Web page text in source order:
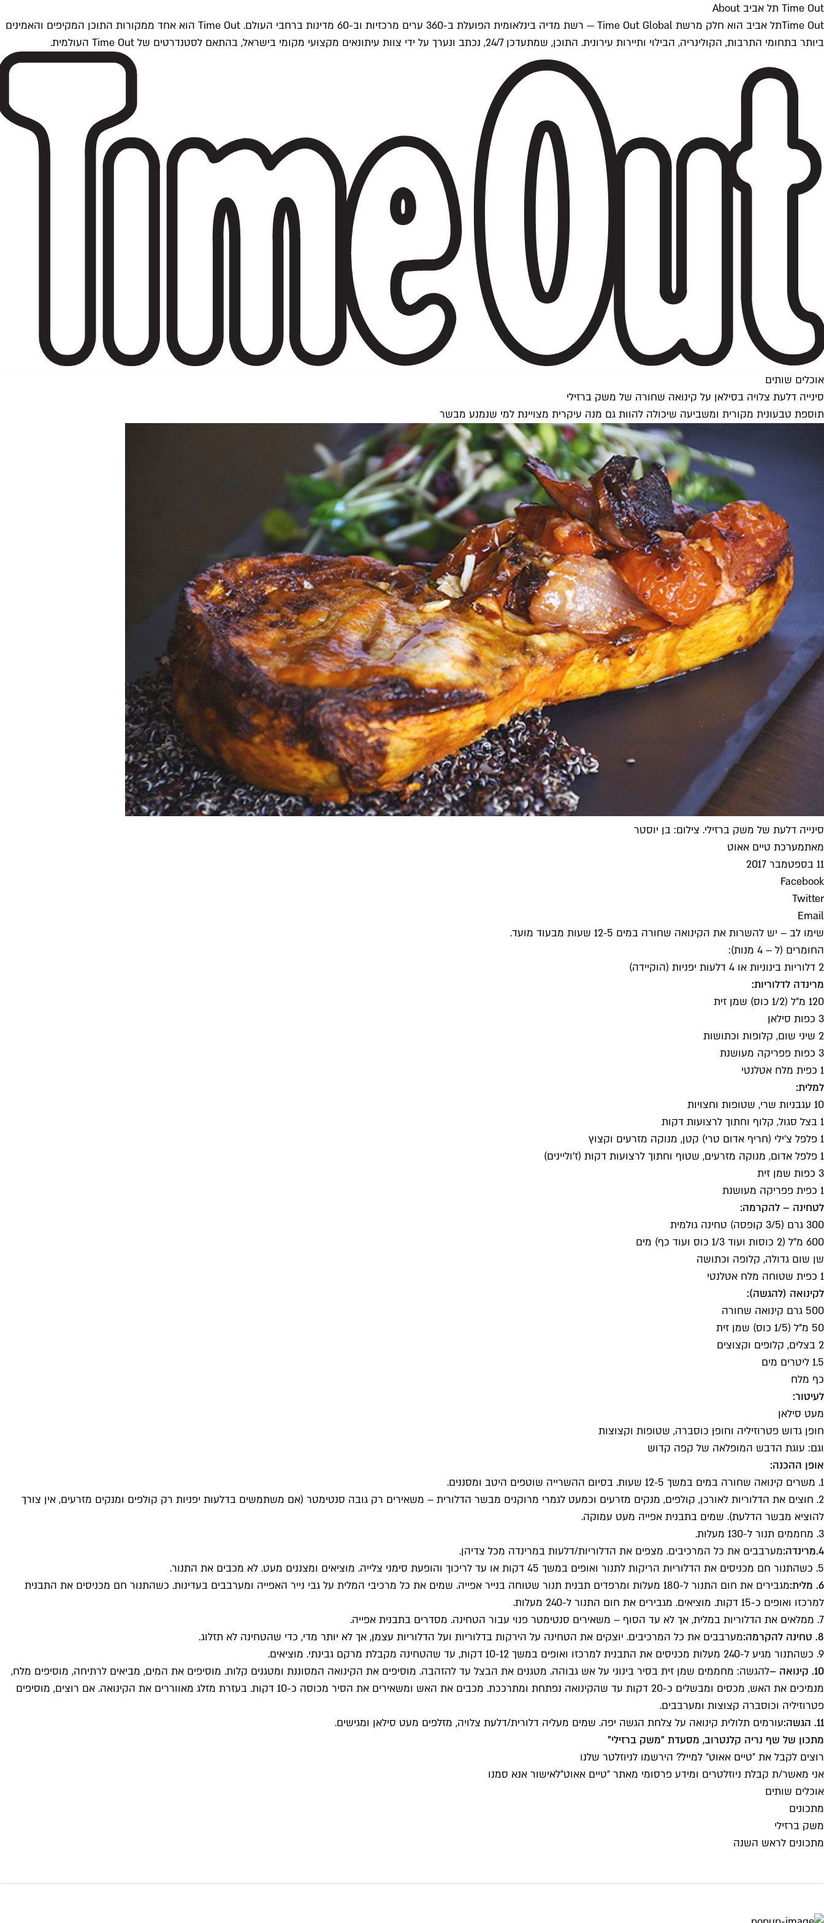
Time Out תל אביב About
Time Outתל אביב הוא חלק מרשת Time Out Global — רשת מדיה בינלאומית הפועלת ב-360 ערים מרכזיות וב-60 מדינות ברחבי העולם. Time Out הוא אחד ממקורות התוכן המקיפים והאמינים
ביותר בתחומי התרבות, הקולינריה, הבילוי ותיירות עירונית. התוכן, שמתעדכן 24/7, נכתב ונערך על ידי צוות עיתונאים מקצועי מקומי בישראל, בהתאם לסטנדרטים של Time Out העולמית.
אוכלים שותים
סינייה דלעת צלויה בסילאן על קינואה שחורה של משק ברזילי
תוספת טבעונית מקורית ומשביעה שיכולה להוות גם מנה עיקרית מצויינת למי שנמנע מבשר
סינייה דלעת של משק ברזילי. צילום: בן יוסטר
מאתמערכת טיים אאוט
11 בספטמבר 2017
Facebook
Twitter
Email
שימו לב – יש להשרות את הקינואה שחורה במים 12-5 שעות מבעוד מועד.
החומרים (ל – 4 מנות):
2 דלוריות בינוניות או 4 דלעות יפניות (הוקיידה)
מרינדה לדלוריות:
120 מ"ל (1/2 כוס) שמן זית
3 כפות סילאן
2 שיני שום, קלופות וכתושות
3 כפות פפריקה מעושנת
1 כפית מלח אטלנטי
למלית:
10 עגבניות שרי, שטופות וחצויות
1 בצל סגול, קלוף וחתוך לרצועות דקות
1 פלפל צ'ילי (חריף אדום טרי) קטן, מנוקה מזרעים וקצוץ
1 פלפל אדום, מנוקה מזרעים, שטוף וחתוך לרצועות דקות (ז'וליינים)
3 כפות שמן זית
1 כפית פפריקה מעושנת
לטחינה – להקרמה:
300 גרם (3/5 קופסה) טחינה גולמית
600 מ"ל (2 כוסות ועוד 1/3 כוס ועוד כף) מים
שן שום גדולה, קלופה וכתושה
1 כפית שטוחה מלח אטלנטי
לקינואה (להגשה):
500 גרם קינואה שחורה
50 מ"ל (1/5 כוס) שמן זית
2 בצלים, קלופים וקצוצים
1.5 ליטרים מים
כף מלח
לעיטור:
מעט סילאן
חופן גדוש פטרוזיליה וחופן כוסברה, שטופות וקצוצות
וגם: עוגת הדבש המופלאה של קפה קדוש
אופן ההכנה:
1. משרים קינואה שחורה במים במשך 12-5 שעות. בסיום ההשרייה שוטפים היטב ומסננים.
2. חוצים את הדלוריות לאורכן, קולפים, מנקים מזרעים וכמעט לגמרי מרוקנים מבשר הדלורית – משאירים רק גובה סנטימטר (אם משתמשים בדלעות יפניות רק קולפים ומנקים מזרעים, אין צורך
להוציא מבשר הדלעת). שמים בתבנית אפייה מעט עמוקה.
3. מחממים תנור ל-130 מעלות.
4.מרינדה:
מערבבים את כל המרכיבים. מצפים את הדלוריות/דלעות במרינדה מכל צדיהן.
5. כשהתנור חם מכניסים את הדלוריות הריקות לתנור ואופים במשך 45 דקות או עד לריכוך והופעת סימני צלייה. מוציאים ומצננים מעט. לא מכבים את התנור.
6. מלית:
מגבירים את חום התנור ל-180 מעלות ומרפדים תבנית תנור שטוחה בנייר אפייה. שמים את כל מרכיבי המלית על גבי נייר האפייה ומערבבים בעדינות. כשהתנור חם מכניסים את התבנית
למרכזו ואופים כ-15 דקות. מוציאים. מגבירים את חום התנור ל-240 מעלות.
7. ממלאים את הדלוריות במלית, אך לא עד הסוף – משאירים סנטימטר פנוי עבור הטחינה. מסדרים בתבנית אפייה.
8. טחינה להקרמה:
מערבבים את כל המרכיבים. יוצקים את הטחינה על הירקות בדלוריות ועל הדלוריות עצמן, אך לא יותר מדי, כדי שהטחינה לא תזלוג.
9. כשהתנור מגיע ל-240 מעלות מכניסים את התבנית למרכזו ואופים במשך 10-12 דקות, עד שהטחינה מקבלת מרקם גבינתי. מוציאים.
10. קינואה –
להגשה: מחממים שמן זית בסיר בינוני על אש גבוהה. מטגנים את הבצל עד להזהבה. מוסיפים את הקינואה המסוננת ומטגנים קלות. מוסיפים את המים, מביאים לרתיחה, מוסיפים מלח,
מנמיכים את האש, מכסים ומבשלים כ-20 דקות עד שהקינואה נפתחת ומתרככת. מכבים את האש ומשאירים את הסיר מכוסה כ-10 דקות. בעזרת מזלג מאווררים את הקינואה. אם רוצים, מוסיפים
פטרוזיליה וכוסברה קצוצות ומערבבים.
11. הגשה:
עורמים תלולית קינואה על צלחת הגשה יפה. שמים מעליה דלורית/דלעת צלויה, מזלפים מעט סילאן ומגישים.
מתכון של שף נריה קלנטרוב, מסעדת "משק ברזילי"
רוצים לקבל את ״טיים אאוט״ למייל? הירשמו לניוזלטר שלנו
אני מאשר/ת קבלת ניוזלטרים ומידע פרסומי מאתר ״טיים אאוט״לאישור אנא סמנו
אוכלים שותים
מתכונים
משק ברזילי
מתכונים לראש השנה